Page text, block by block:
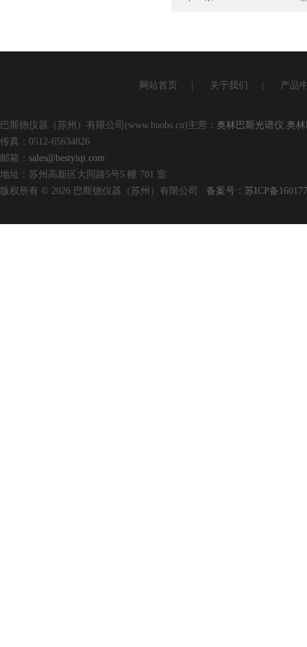
网站首页 关于我们 产品
巴斯德仪器（苏州）有限公司(www.baobs.cn)主营： 奥林巴斯光谱仪,奥
传真：0512-65634826
邮箱： sales@bestyiqi.com
地址：苏州高新区大同路5号5 幢 701 室
版权所有 © 2026 巴斯德仪器（苏州）有限公司 备案号：苏ICP备